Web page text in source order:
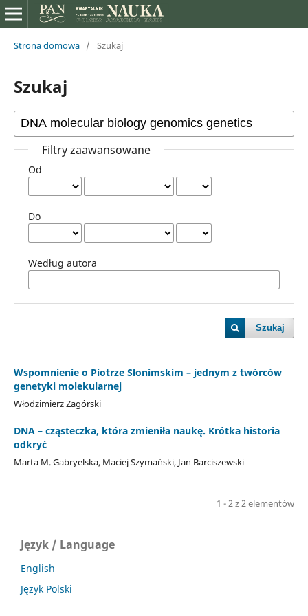
Strona domowa / Szukaj
Szukaj
Filtry zaawansowane
Od
Do
Według autora
Szukaj
Wspomnienie o Piotrze Słonimskim – jednym z twórców
genetyki molekularnej
Włodzimierz Zagórski
DNA – cząsteczka, która zmieniła naukę. Krótka historia
odkryć
Marta M. Gabryelska, Maciej Szymański, Jan Barciszewski
1 - 2 z 2 elementów
Język / Language
English
Język Polski